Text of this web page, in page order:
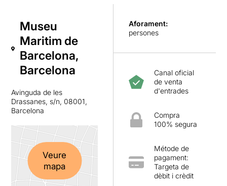
Museu
Maritim de
Barcelona,
Barcelona
Avinguda de les
Drassanes, s/n, 08001,
Barcelona
Veure
mapa
Aforament:
persones
Canal oficial
de venta
d'entrades
Compra
100% segura
Métode de
pagament:
Targeta de
dèbit i crèdit